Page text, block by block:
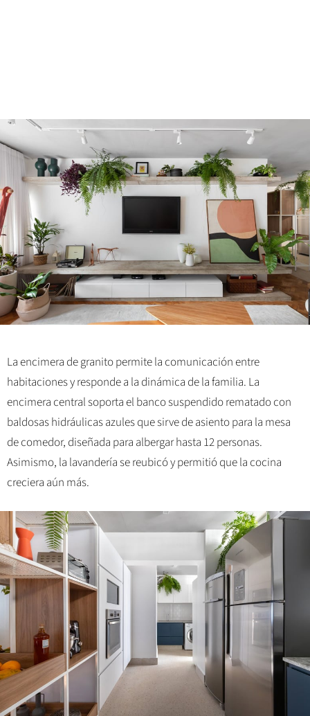
La encimera de granito permite la comunicación entre
habitaciones y responde a la dinámica de la familia. La
encimera central soporta el banco suspendido rematado con
baldosas hidráulicas azules que sirve de asiento para la mesa
de comedor, diseñada para albergar hasta 12 personas.
Asimismo, la lavandería se reubicó y permitió que la cocina
creciera aún más.